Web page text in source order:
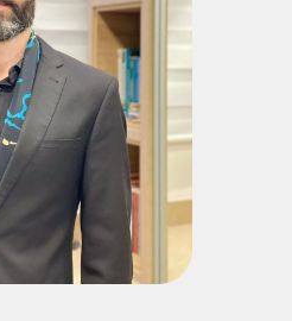
pela Universidade do Vale do Itajaí
na Università degli Studi di
em Ciência Jurídica pela Univali,
pela Universidad de Caldas
MBA Business Intuition Identidade
em Ontopsicologia pela Antonio
(AMF), Graduado em Direito pela
de Direito da Faculdade Sinergia
Parlamentar na Câmara de
Camboriú. Advogado.
Lattes